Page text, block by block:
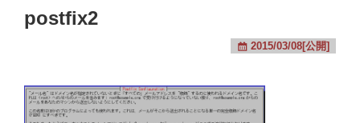
postfix2
2015/03/08[公開]